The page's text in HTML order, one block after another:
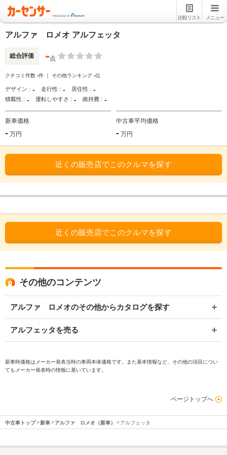
比較リスト メニュー
アルファ ロメオ アルフェッタ
総合評価 -点
クチコミ件数 -件 ｜ その他ランキング -位
デザイン : - 走行性 : - 居住性 : -
積載性 : - 運転しやすさ : - 維持費 : -
新車価格
- 万円
中古車平均価格
- 万円
近くの販売店でこのクルマを探す
近くの販売店でこのクルマを探す
その他のコンテンツ
アルファ ロメオのその他からカタログを探す
アルフェッタを売る
新車時価格はメーカー発表当時の車両本体価格です。また基本情報など、その他の項目につい
てもメーカー発表時の情報に基いています。
ページトップへ
中古車トップ 新車 アルファ ロメオ（新車） アルフェッタ